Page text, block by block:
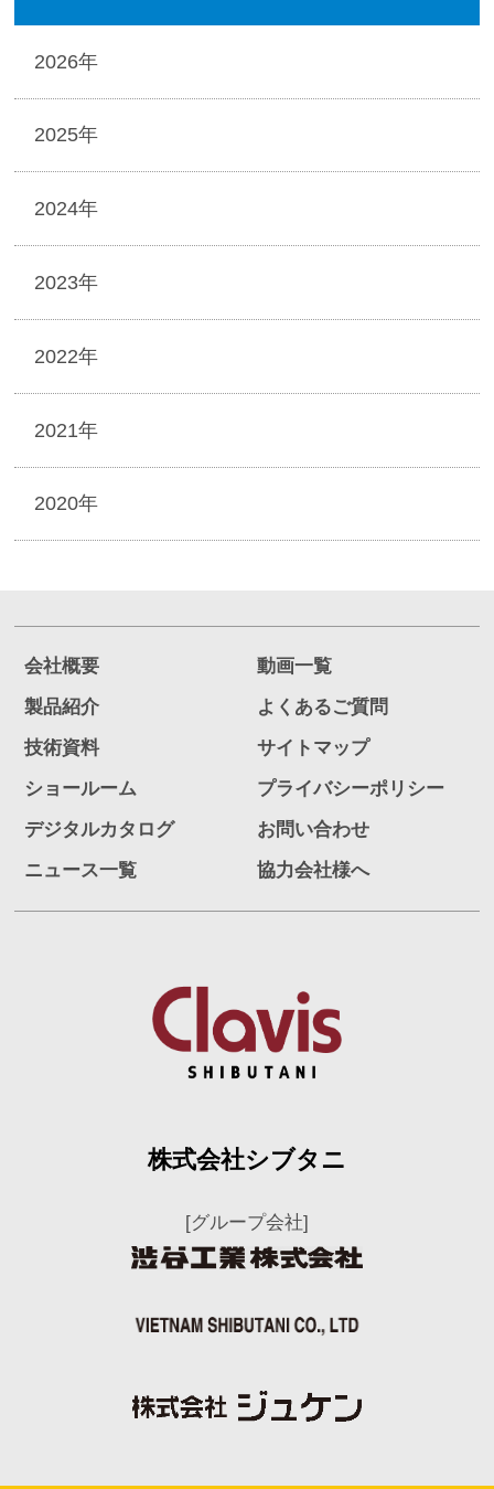
2026年
2025年
2024年
2023年
2022年
2021年
2020年
会社概要
製品紹介
技術資料
ショールーム
デジタルカタログ
ニュース一覧
動画一覧
よくあるご質問
サイトマップ
プライバシーポリシー
お問い合わせ
協力会社様へ
株式会社シブタニ
[グループ会社]